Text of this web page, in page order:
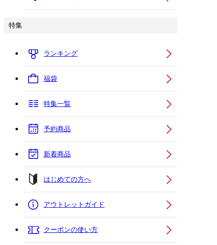
特集
ランキング
福袋
特集一覧
予約商品
新着商品
はじめての方へ
アウトレットガイド
クーポンの使い方